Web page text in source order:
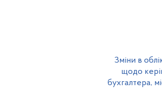
Зміни в
щодо
бухгалтера,